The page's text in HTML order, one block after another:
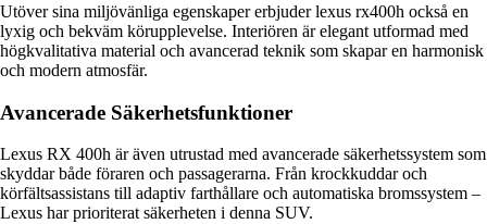
Utöver sina miljövänliga egenskaper erbjuder lexus rx400h också en
lyxig och bekväm körupplevelse. Interiören är elegant utformad med
högkvalitativa material och avancerad teknik som skapar en harmonisk
och modern atmosfär.
Avancerade Säkerhetsfunktioner
Lexus RX 400h är även utrustad med avancerade säkerhetssystem som
skyddar både föraren och passagerarna. Från krockkuddar och
körfältsassistans till adaptiv farthållare och automatiska bromssystem –
Lexus har prioriterat säkerheten i denna SUV.